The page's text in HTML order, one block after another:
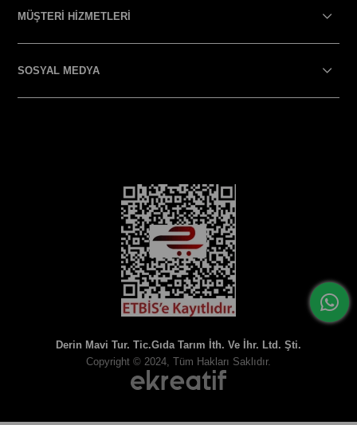
MÜŞTERİ HİZMETLERİ
SOSYAL MEDYA
Derin Mavi Tur. Tic.Gıda Tarım İth. Ve İhr. Ltd. Şti.
Copyright © 2024, Tüm Hakları Saklıdır.